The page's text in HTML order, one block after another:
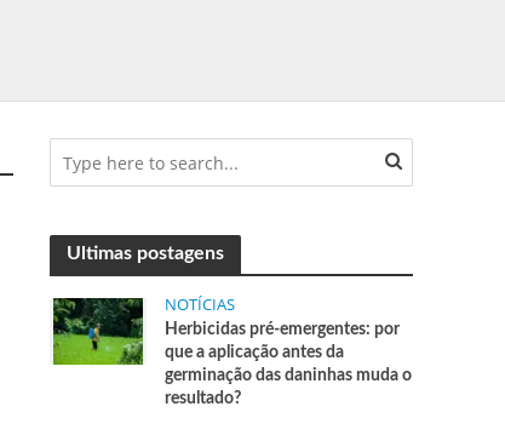
Ultimas postagens
NOTÍCIAS
Herbicidas pré-emergentes: por
que a aplicação antes da
germinação das daninhas muda o
resultado?